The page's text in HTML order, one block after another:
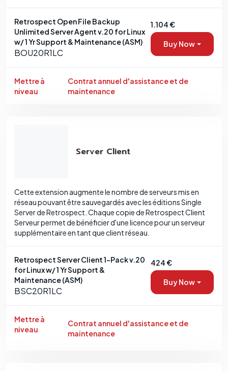
Retrospect Open File Backup
Unlimited Server Agent v.20 for Linux
w/ 1 Yr Support & Maintenance (ASM)
BOU20R1LC
1.104 €
Buy Now
Mettre à
niveau
Contrat annuel d'assistance et de
maintenance
Server Client
Cette extension augmente le nombre de serveurs mis en
réseau pouvant être sauvegardés avec les éditions Single
Server de Retrospect. Chaque copie de Retrospect Client
Serveur permet de bénéficier d'une licence pour un serveur
supplémentaire en tant que client réseau.
Retrospect Server Client 1-Pack v.20
for Linux w/ 1 Yr Support &
Maintenance (ASM)
BSC20R1LC
424 €
Buy Now
Mettre à
niveau
Contrat annuel d'assistance et de
maintenance